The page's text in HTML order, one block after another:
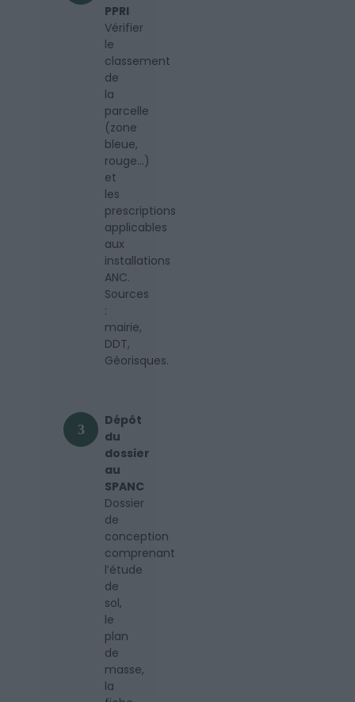
PPRI
Vérifier
le
classement
de
la
parcelle
(zone
bleue,
rouge…)
et
les
prescriptions
applicables
aux
installations
ANC.
Sources
:
mairie,
DDT,
Géorisques.
3
Dépôt
du
dossier
au
SPANC
Dossier
de
conception
comprenant
l’étude
de
sol,
le
plan
de
masse,
la